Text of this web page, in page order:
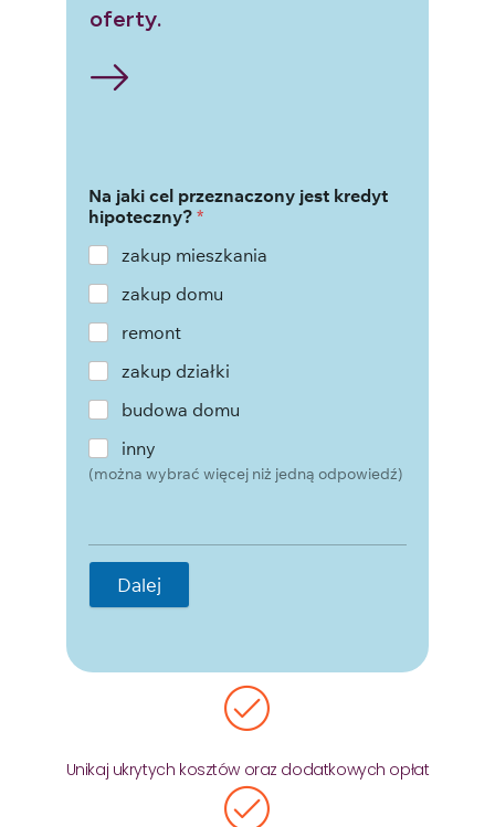
oferty.
Na jaki cel przeznaczony jest kredyt
hipoteczny? *
zakup mieszkania
zakup domu
remont
zakup działki
budowa domu
inny
(można wybrać więcej niż jedną odpowiedź)
Dalej
Unikaj ukrytych kosztów oraz dodatkowych opłat